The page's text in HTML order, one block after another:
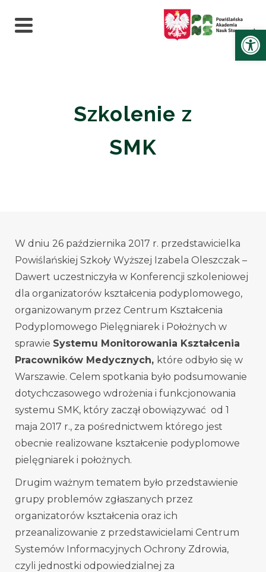
Szkolenie z
SMK
W dniu 26 października 2017 r. przedstawicielka
Powiślańskiej Szkoły Wyższej Izabela Oleszczak –
Dawert uczestniczyła w Konferencji szkoleniowej
dla organizatorów kształcenia podyplomowego,
organizowanym przez Centrum Kształcenia
Podyplomowego Pielęgniarek i Położnych w
sprawie Systemu Monitorowania Kształcenia
Pracowników Medycznych, które odbyło się w
Warszawie. Celem spotkania było podsumowanie
dotychczasowego wdrożenia i funkcjonowania
systemu SMK, który zaczął obowiązywać od 1
maja 2017 r., za pośrednictwem którego jest
obecnie realizowane kształcenie podyplomowe
pielęgniarek i położnych.
Drugim ważnym tematem było przedstawienie
grupy problemów zgłaszanych przez
organizatorów kształcenia oraz ich
przeanalizowanie z przedstawicielami Centrum
Systemów Informacyjnych Ochrony Zdrowia,
czyli jednostki odpowiedzialnej za